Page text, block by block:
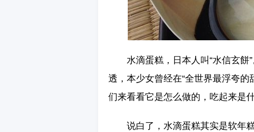
水滴蛋糕，日本人叫“水信玄餅
透，本少女曾经在“全世界最浮夸
们来看看它是怎么做的，吃起来是什
说白了，水滴蛋糕其实是软年